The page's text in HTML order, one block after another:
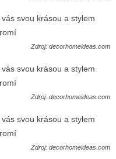
Zdroj: decorhomeideas.com
Zdroj: decorhomeideas.com
Zdroj: decorhomeideas.com